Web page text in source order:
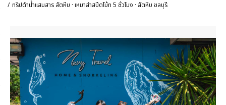
ทริปดำน้ำแสมสาร สัตหีบ · เหมาลำสปีดโบ้ท 5 ชั่วโมง · สัตหีบ ชลบุรี